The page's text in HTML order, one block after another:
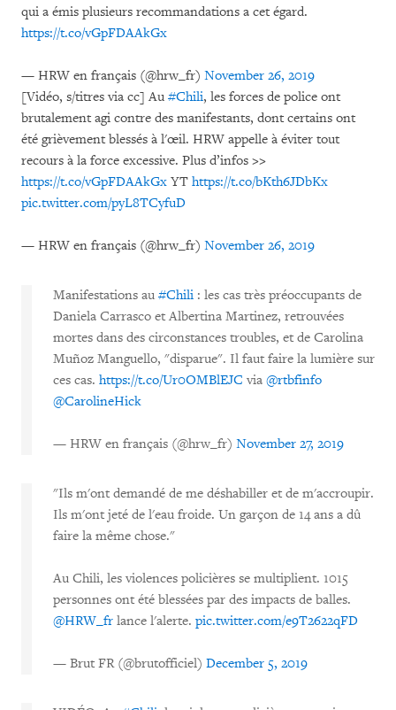
qui a émis plusieurs recommandations a cet égard.
https://t.co/vGpFDAAkGx
— HRW en français (@hrw_fr) November 26, 2019
[Vidéo, s/titres via cc] Au #Chili, les forces de police ont
brutalement agi contre des manifestants, dont certains ont
été grièvement blessés à l'œil. HRW appelle à éviter tout
recours à la force excessive. Plus d’infos >>
https://t.co/vGpFDAAkGx YT https://t.co/bKth6JDbKx
pic.twitter.com/pyL8TCyfuD
— HRW en français (@hrw_fr) November 26, 2019
Manifestations au #Chili : les cas très préoccupants de
Daniela Carrasco et Albertina Martinez, retrouvées
mortes dans des circonstances troubles, et de Carolina
Muñoz Manguello, "disparue". Il faut faire la lumière sur
ces cas. https://t.co/Ur0OMBlEJC via @rtbfinfo
@CarolineHick
— HRW en français (@hrw_fr) November 27, 2019
"Ils m'ont demandé de me déshabiller et de m'accroupir.
Ils m'ont jeté de l'eau froide. Un garçon de 14 ans a dû
faire la même chose."
Au Chili, les violences policières se multiplient. 1015
personnes ont été blessées par des impacts de balles.
@HRW_fr lance l'alerte. pic.twitter.com/e9T2622qFD
— Brut FR (@brutofficiel) December 5, 2019